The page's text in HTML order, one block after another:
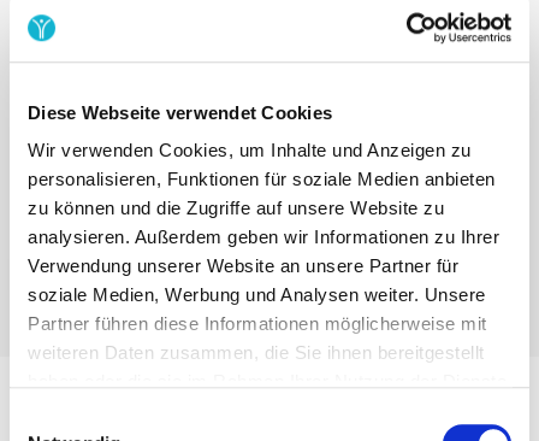
Diese Webseite verwendet Cookies
Wir verwenden Cookies, um Inhalte und Anzeigen zu
personalisieren, Funktionen für soziale Medien anbieten
zu können und die Zugriffe auf unsere Website zu
analysieren. Außerdem geben wir Informationen zu Ihrer
Verwendung unserer Website an unsere Partner für
soziale Medien, Werbung und Analysen weiter. Unsere
Partner führen diese Informationen möglicherweise mit
weiteren Daten zusammen, die Sie ihnen bereitgestellt
besticht. Deine Kund:innen finden schnell und
unkompliziert die gewünschte Veranstaltung und können
buchen. Dieser einfache und reibungslose Prozess
hinterlässt bereits während der Buchung einen positiven
Eindruck undsteigert die Zufriedenheitdeiner
Kund:innen.
Teste unsere Funktionen jetzt gratis!